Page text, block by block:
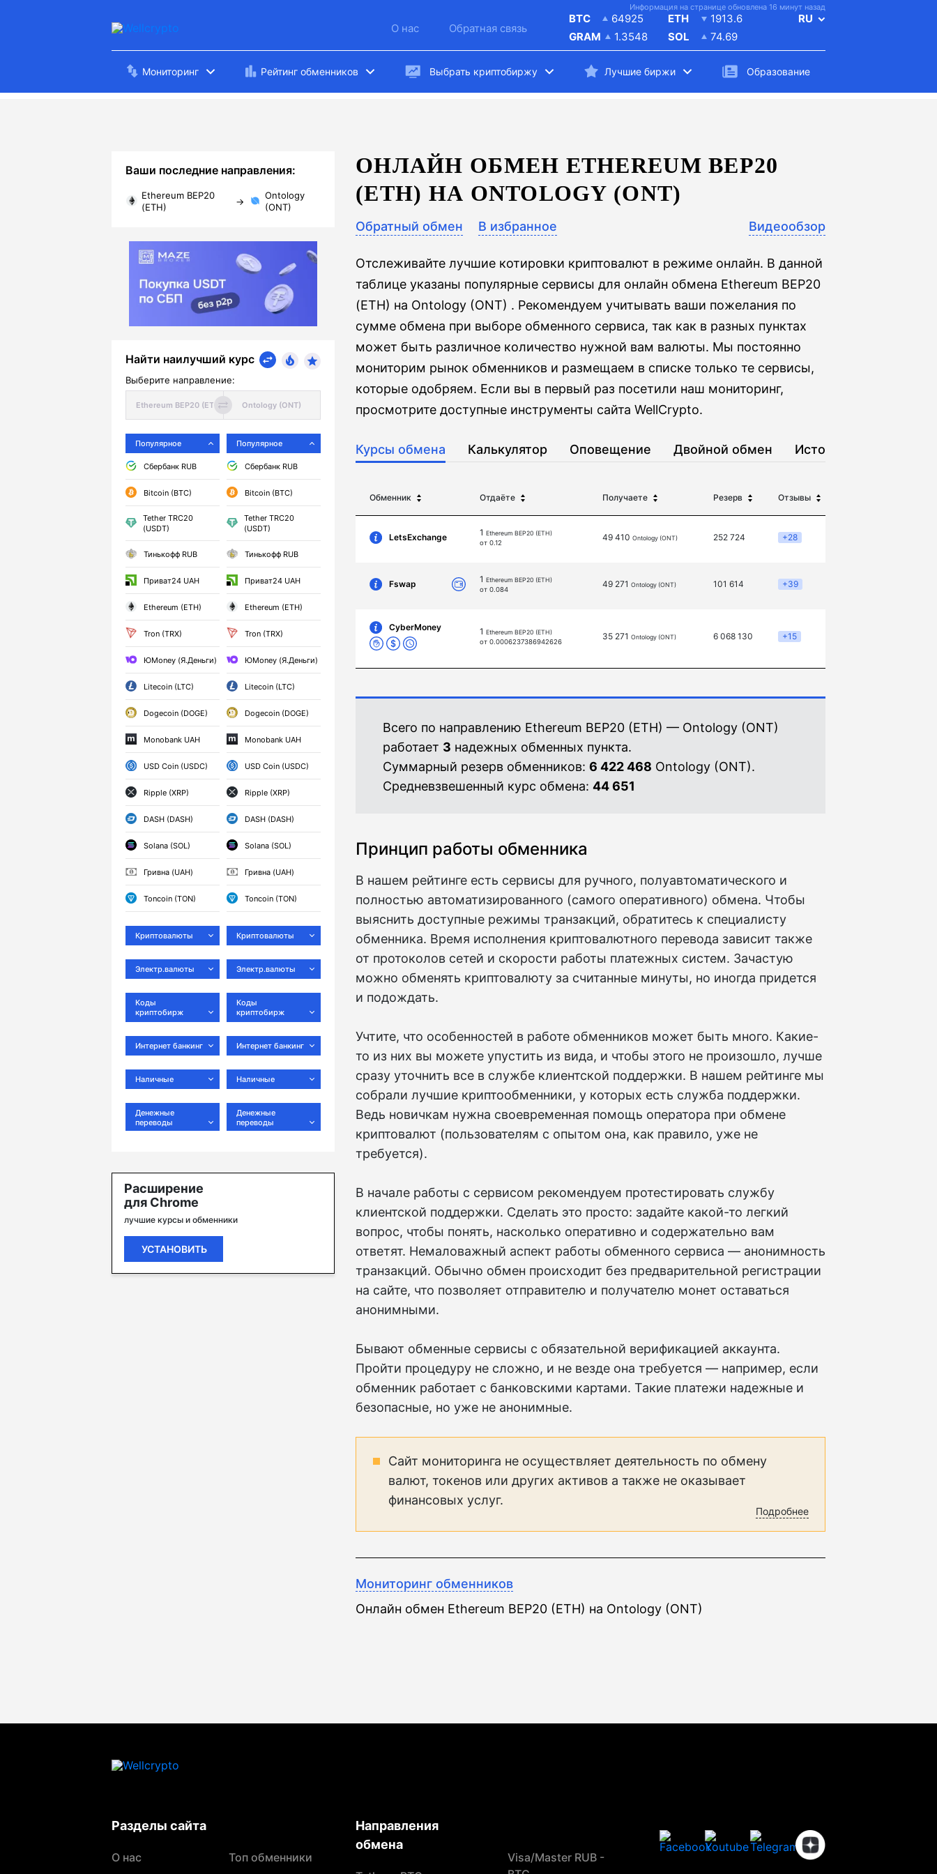
Информация на странице обновлена 16 минут назад
О нас Обратная связь
BTC
64925
GRAM
1.3548
ETH
1913.6
SOL
74.69
RU
Мониторинг Рейтинг обменников Выбрать криптобиржу Лучшие биржи Образование
Ваши последние направления:
Ethereum BEP20
(ETH)
→
Ontology
(ONT)
Найти наилучший курс
Выберите направление:
Популярное
Сбербанк RUB
Bitcoin (BTC)
Tether TRC20
(USDT)
Тинькофф RUB
Приват24 UAH
Ethereum (ETH)
Tron (TRX)
ЮMoney (Я.Деньги)
Litecoin (LTC)
Dogecoin (DOGE)
Monobank UAH
USD Coin (USDC)
Ripple (XRP)
DASH (DASH)
Solana (SOL)
Гривна (UAH)
Toncoin (TON)
Криптовалюты
Электр.валюты
Коды
криптобирж
Интернет банкинг
Наличные
Денежные
переводы
Популярное
Сбербанк RUB
Bitcoin (BTC)
Tether TRC20
(USDT)
Тинькофф RUB
Приват24 UAH
Ethereum (ETH)
Tron (TRX)
ЮMoney (Я.Деньги)
Litecoin (LTC)
Dogecoin (DOGE)
Monobank UAH
USD Coin (USDC)
Ripple (XRP)
DASH (DASH)
Solana (SOL)
Гривна (UAH)
Toncoin (TON)
Криптовалюты
Электр.валюты
Коды
криптобирж
Интернет банкинг
Наличные
Денежные
переводы
Расширение
для Chrome
лучшие курсы и обменники
УСТАНОВИТЬ
ОНЛАЙН ОБМЕН ETHEREUM BEP20
(ETH) НА ONTOLOGY (ONT)
Обратный обмен В избранное Видеообзор
Отслеживайте лучшие котировки криптовалют в режиме онлайн. В данной
таблице указаны популярные сервисы для онлайн обмена Ethereum BEP20
(ETH) на Ontology (ONT) . Рекомендуем учитывать ваши пожелания по
сумме обмена при выборе обменного сервиса, так как в разных пунктах
может быть различное количество нужной вам валюты. Мы постоянно
мониторим рынок обменников и размещаем в списке только те сервисы,
которые одобряем. Если вы в первый раз посетили наш мониторинг,
просмотрите доступные инструменты сайта WellCrypto.
Курсы обмена Калькулятор Оповещение Двойной обмен История
Обменник Отдаёте Получаете Резерв Отзывы
LetsExchange 1 Ethereum BEP20 (ETH)
от 0.12
49 410 Ontology (ONT) 252 724 +28
Fswap 1 Ethereum BEP20 (ETH)
от 0.084
49 271 Ontology (ONT) 101 614 +39
CyberMoney 1 Ethereum BEP20 (ETH)
от 0.0006237386942626
35 271 Ontology (ONT) 6 068 130 +15
Всего по направлению Ethereum BEP20 (ETH) — Ontology (ONT)
работает 3 надежных обменных пункта.
Суммарный резерв обменников: 6 422 468 Ontology (ONT).
Средневзвешенный курс обмена: 44 651
Принцип работы обменника
В нашем рейтинге есть сервисы для ручного, полуавтоматического и
полностью автоматизированного (самого оперативного) обмена. Чтобы
выяснить доступные режимы транзакций, обратитесь к специалисту
обменника. Время исполнения криптовалютного перевода зависит также
от протоколов сетей и скорости работы платежных систем. Зачастую
можно обменять криптовалюту за считанные минуты, но иногда придется
и подождать.
Учтите, что особенностей в работе обменников может быть много. Какие-
то из них вы можете упустить из вида, и чтобы этого не произошло, лучше
сразу уточнить все в службе клиентской поддержки. В нашем рейтинге мы
собрали лучшие криптообменники, у которых есть служба поддержки.
Ведь новичкам нужна своевременная помощь оператора при обмене
криптовалют (пользователям с опытом она, как правило, уже не
требуется).
В начале работы с сервисом рекомендуем протестировать службу
клиентской поддержки. Сделать это просто: задайте какой-то легкий
вопрос, чтобы понять, насколько оперативно и содержательно вам
ответят. Немаловажный аспект работы обменного сервиса — анонимность
транзакций. Обычно обмен происходит без предварительной регистрации
на сайте, что позволяет отправителю и получателю монет оставаться
анонимными.
Бывают обменные сервисы с обязательной верификацией аккаунта.
Пройти процедуру не сложно, и не везде она требуется — например, если
обменник работает с банковскими картами. Такие платежи надежные и
безопасные, но уже не анонимные.
Сайт мониторинга не осуществляет деятельность по обмену
валют, токенов или других активов а также не оказывает
финансовых услуг.
Подробнее
Мониторинг обменников
Онлайн обмен Ethereum BEP20 (ETH) на Ontology (ONT)
Разделы сайта
О нас Топ обменники
Направления
обмена
Visa/Master RUB -